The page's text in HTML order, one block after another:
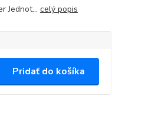
Jednot... celý popis
Pridať do košíka